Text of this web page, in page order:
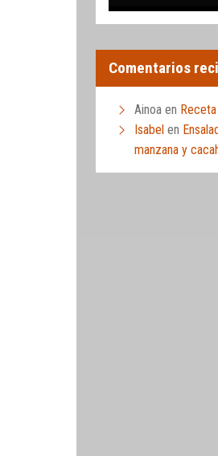
Comentarios
Ainoa en
Isabel en
manzana y